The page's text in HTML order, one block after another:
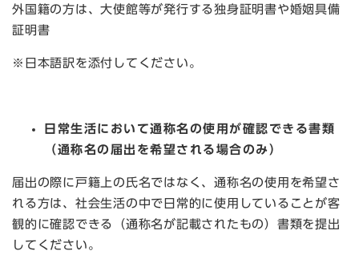
外国籍の方は、大使館等が発行する独身証明書や婚姻具備
証明書
※日本語訳を添付してください。
日常生活において通称名の使用が確認できる書類
（通称名の届出を希望される場合のみ）
届出の際に戸籍上の氏名ではなく、通称名の使用を希望さ
れる方は、社会生活の中で日常的に使用していることが客
観的に確認できる（通称名が記載されたもの）書類を提出
してください。